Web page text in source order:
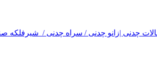
چدنی |زانو چدنی / سراه چدنی / شیرفلکه